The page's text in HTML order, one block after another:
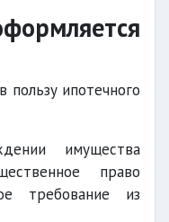
ипотечного
имущества
право
требование из